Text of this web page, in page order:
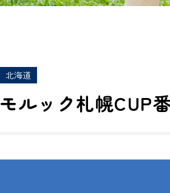
北海道
モルック札幌CUP